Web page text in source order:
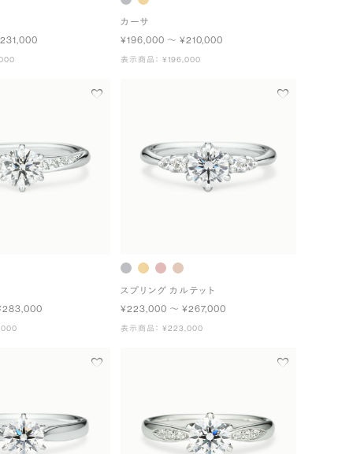
カーサ
¥196,000 〜 ¥210,000
表示商品： ¥196,000
スプリング カルテット
¥223,000 〜 ¥267,000
表示商品： ¥223,000